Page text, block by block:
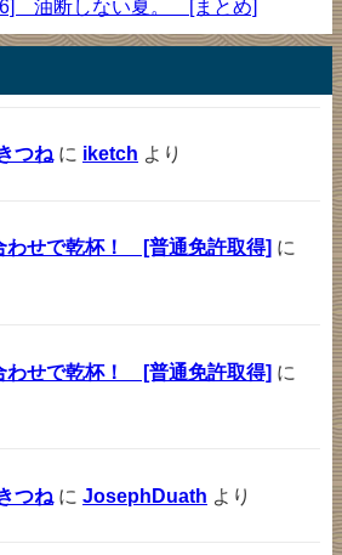
油断しない夏。 [まとめ]
つね に iketch より
せで乾杯！ [普通免許取得] に
せで乾杯！ [普通免許取得] に
つね に JosephDuath より